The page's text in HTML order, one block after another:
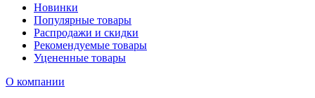
Новинки
Популярные товары
Распродажи и скидки
Рекомендуемые товары
Уцененные товары
О компании